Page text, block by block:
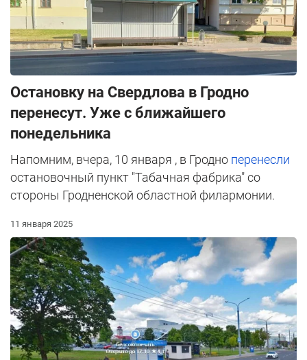
Остановку на Свердлова в Гродно
перенесут. Уже с ближайшего
понедельника
Напомним, вчера, 10 января , в Гродно перенесли
остановочный пункт "Табачная фабрика" со
стороны Гродненской областной филармонии.
11 января 2025